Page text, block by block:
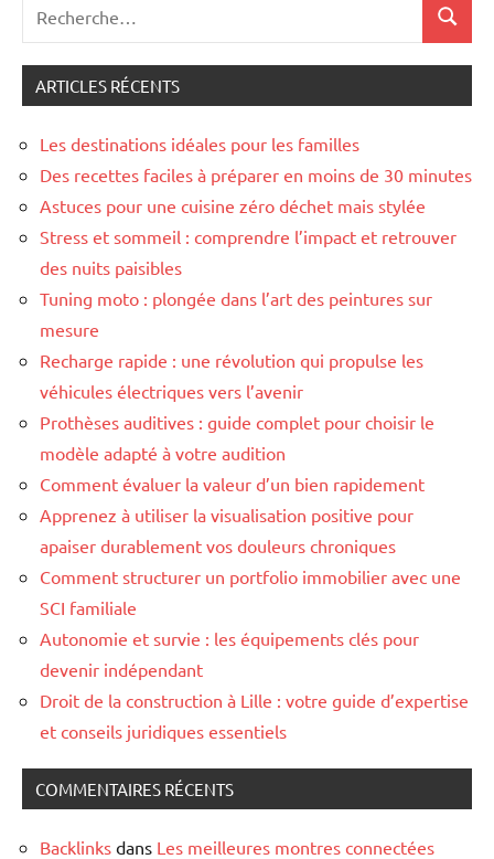
:
ARTICLES RÉCENTS
Les destinations idéales pour les familles
Des recettes faciles à préparer en moins de 30 minutes
Astuces pour une cuisine zéro déchet mais stylée
Stress et sommeil : comprendre l’impact et retrouver
des nuits paisibles
Tuning moto : plongée dans l’art des peintures sur
mesure
Recharge rapide : une révolution qui propulse les
véhicules électriques vers l’avenir
Prothèses auditives : guide complet pour choisir le
modèle adapté à votre audition
Comment évaluer la valeur d’un bien rapidement
Apprenez à utiliser la visualisation positive pour
apaiser durablement vos douleurs chroniques
Comment structurer un portfolio immobilier avec une
SCI familiale
Autonomie et survie : les équipements clés pour
devenir indépendant
Droit de la construction à Lille : votre guide d’expertise
et conseils juridiques essentiels
COMMENTAIRES RÉCENTS
Backlinks dans Les meilleures montres connectées